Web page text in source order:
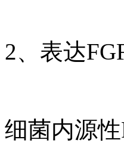
2、表达
细菌内源